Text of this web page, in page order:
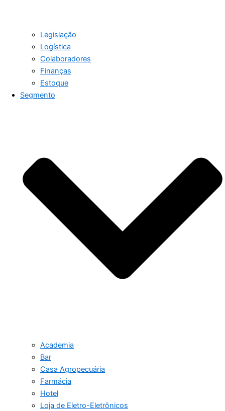
Legislação
Logística
Colaboradores
Finanças
Estoque
Segmento
Academia
Bar
Casa Agropecuária
Farmácia
Hotel
Loja de Eletro-Eletrônicos